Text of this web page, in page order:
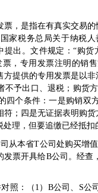
是指在有真实交易的
国家税务总局关于纳税
提出。文件规定：“购
，专用发票注明的销
提供的专用发票是以
不予出口、退税；购货
四个条件：一是购销
；四是无证据表明购
理，但要追缴已经抵
本省T公司处购买增
票开具给B公司。经
照：（1）B公司、S公